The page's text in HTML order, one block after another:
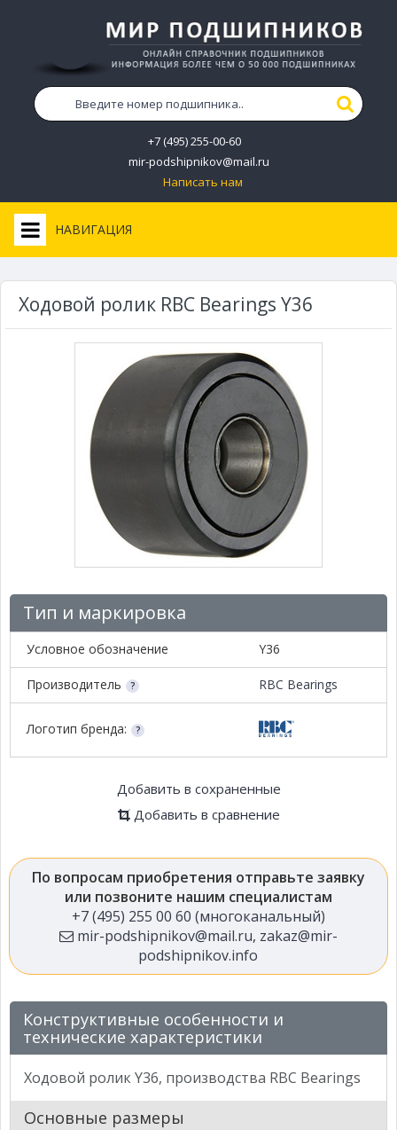
+7 (495) 255-00-60
mir-podshipnikov@mail.ru
Написать нам
НАВИГАЦИЯ
Ходовой ролик RBC Bearings Y36
Тип и маркировка
Условное обозначение Y36
Производитель RBC Bearings
Логотип бренда:
Добавить в сохраненные
Добавить в сравнение
По вопросам приобретения отправьте заявку
или позвоните нашим специалистам
+7 (495) 255 00 60 (многоканальный)
mir-podshipnikov@mail.ru, zakaz@mir-
podshipnikov.info
Конструктивные особенности и
технические характеристики
Ходовой ролик Y36, производства RBC Bearings
Основные размеры